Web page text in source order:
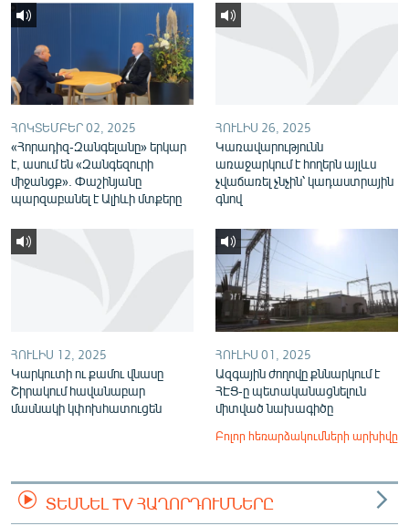
ՀՈԿՏԵՄԲԵՐ 02, 2025
«Հորադիզ-Զանգելանը» երկար
է, ասում են «Զանգեզուրի
միջանցք». Փաշինյանը
պարզաբանել է Ալիևի մտքերը
ՀՈՒԼԻՍ 26, 2025
Կառավարությունն
առաջարկում է հողերն այլևս
չվաճառել չնչին՝ կադաստրային
գնով
ՀՈՒԼԻՍ 12, 2025
Կարկուտի ու քամու վնասը
Շիրակում հավանաբար
մասնակի կփոխհատուցեն
ՀՈՒԼԻՍ 01, 2025
Ազգային ժողովը քննարկում է
ՀԷՑ-ը պետականացնելուն
միտված նախագիծը
Բոլոր հեռարձակումների արխիվը
ՏԵՍՆԵԼ TV ՀԱՂՈՐԴՈՒՄՆԵՐԸ